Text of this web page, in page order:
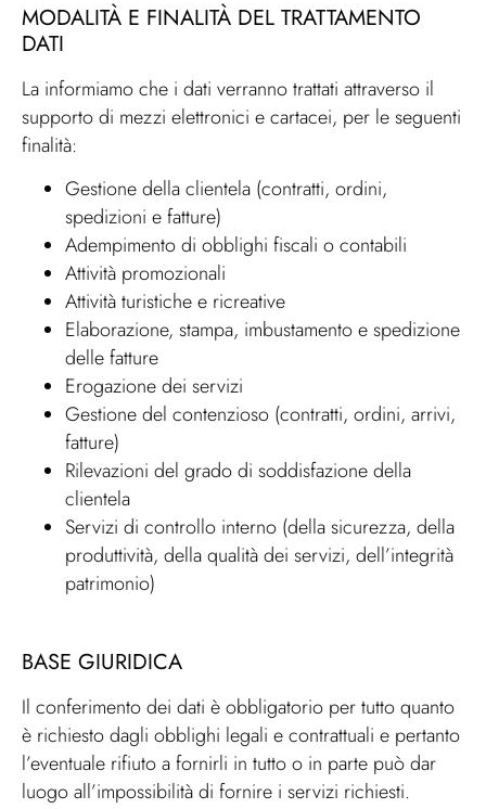
MODALITÀ E FINALITÀ DEL TRATTAMENTO
DATI
La informiamo che i dati verranno trattati attraverso il
supporto di mezzi elettronici e cartacei, per le seguenti
finalità:
Gestione della clientela (contratti, ordini,
spedizioni e fatture)
Adempimento di obblighi fiscali o contabili
Attività promozionali
Attività turistiche e ricreative
Elaborazione, stampa, imbustamento e spedizione
delle fatture
Erogazione dei servizi
Gestione del contenzioso (contratti, ordini, arrivi,
fatture)
Rilevazioni del grado di soddisfazione della
clientela
Servizi di controllo interno (della sicurezza, della
produttività, della qualità dei servizi, dell’integrità
patrimonio)
BASE GIURIDICA
Il conferimento dei dati è obbligatorio per tutto quanto
è richiesto dagli obblighi legali e contrattuali e pertanto
l’eventuale rifiuto a fornirli in tutto o in parte può dar
luogo all’impossibilità di fornire i servizi richiesti.